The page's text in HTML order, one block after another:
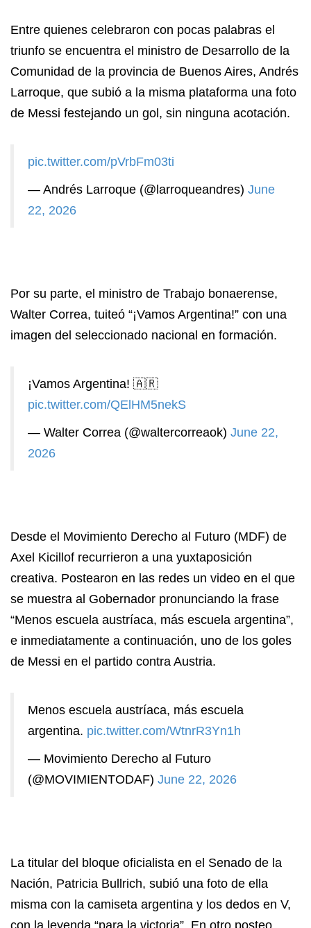
Entre quienes celebraron con pocas palabras el
triunfo se encuentra el ministro de Desarrollo de la
Comunidad de la provincia de Buenos Aires, Andrés
Larroque, que subió a la misma plataforma una foto
de Messi festejando un gol, sin ninguna acotación.
pic.twitter.com/pVrbFm03ti
— Andrés Larroque (@larroqueandres) June
22, 2026
Por su parte, el ministro de Trabajo bonaerense,
Walter Correa, tuiteó “¡Vamos Argentina!” con una
imagen del seleccionado nacional en formación.
¡Vamos Argentina! 🇦🇷
pic.twitter.com/QElHM5nekS
— Walter Correa (@waltercorreaok) June 22,
2026
Desde el Movimiento Derecho al Futuro (MDF) de
Axel Kicillof recurrieron a una yuxtaposición
creativa. Postearon en las redes un video en el que
se muestra al Gobernador pronunciando la frase
“Menos escuela austríaca, más escuela argentina”,
e inmediatamente a continuación, uno de los goles
de Messi en el partido contra Austria.
Menos escuela austríaca, más escuela
argentina. pic.twitter.com/WtnrR3Yn1h
— Movimiento Derecho al Futuro
(@MOVIMIENTODAF) June 22, 2026
La titular del bloque oficialista en el Senado de la
Nación, Patricia Bullrich, subió una foto de ella
misma con la camiseta argentina y los dedos en V,
con la leyenda “para la victoria”. En otro posteo,